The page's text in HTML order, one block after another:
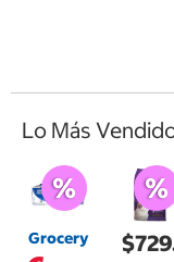
Lo Más
Grocery